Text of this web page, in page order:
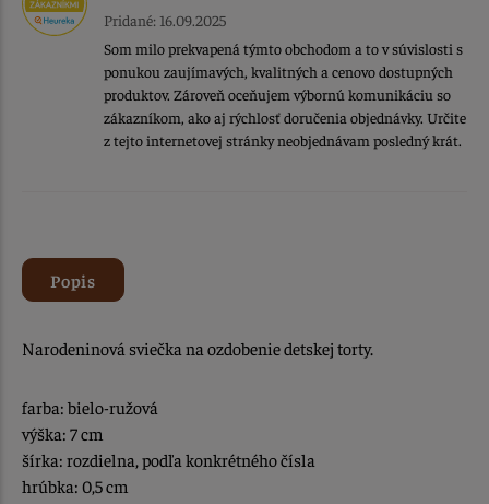
Pridané: 16.09.2025
Som milo prekvapená týmto obchodom a to v súvislosti s
ponukou zaujímavých, kvalitných a cenovo dostupných
produktov. Zároveň oceňujem výbornú komunikáciu so
zákazníkom, ako aj rýchlosť doručenia objednávky. Určite
z tejto internetovej stránky neobjednávam posledný krát.
Popis
Narodeninová sviečka na ozdobenie detskej torty.
farba: bielo-ružová
výška: 7 cm
šírka: rozdielna, podľa konkrétného čísla
hrúbka: 0,5 cm